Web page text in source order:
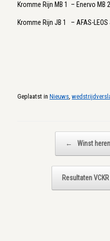
Kromme Rijn MB 1 –
Kromme Rijn JB 1 – AFAS-
Geplaatst in Nieuws
← Winst
Resultaten